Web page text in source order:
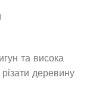
та висока
деревину